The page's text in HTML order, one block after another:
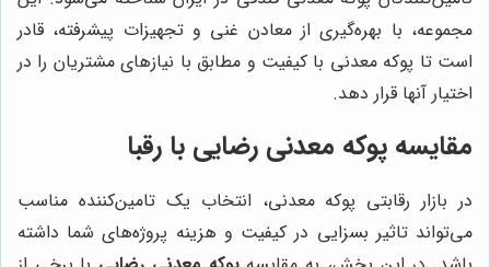
مجموعه، با بهره‌گیری از معادن غنی و تجهیزات پیشرفته، قادر
است تا پوکه معدنی با کیفیت و مطابق با نیازهای مشتریان را در
اختیار آنها قرار دهد.
مقایسه پوکه معدنی رضایی با رقبا
در بازار رقابتی پوکه معدنی، انتخاب یک تامین‌کننده مناسب
می‌تواند تاثیر بسزایی در کیفیت و هزینه پروژه‌های شما داشته